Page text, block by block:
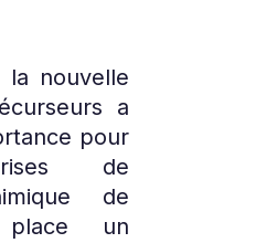
la nouvelle
a
pour
de
de
un